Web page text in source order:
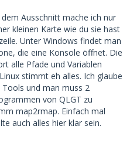
Ausschnitt mache ich nur
kleinen Karte wie du sie hast
Unter Windows findet man
die eine Konsole öffnet. Die
alle Pfade und Variablen
stimmt eh alles. Ich glaube
und man muss 2
von QLGT zu
map2rmap. Einfach mal
auch alles hier klar sein.